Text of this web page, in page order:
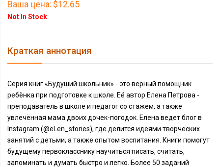
Ваша цена: $12.65
Not In Stock
Краткая аннотация
Серия книг «Будуший школьник» - это верный помощник
ребёнка при подготовке к школе. Её автор Елена Петрова -
преподаватель в школе и педагог со стажем, а также
увлечённая мама двоих дочек-погодок. Елена ведет блог в
Instagram (@eLen_stories), где делится идеями творческих
занятий с детьми, а также опытом воспитания. Книги помогут
будущему первокласснику научиться писать, считать,
запоминать и думать быстро и легко. Более 50 заданий